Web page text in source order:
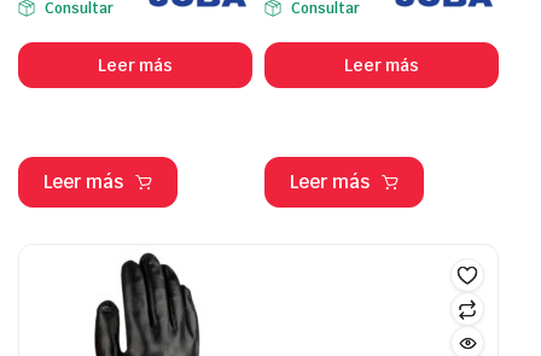
Consultar
Leer más
Leer más
Consultar
Leer más
Leer más